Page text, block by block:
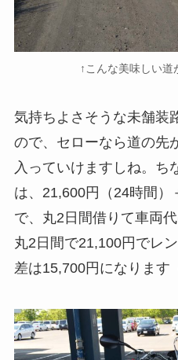
↑こんな美味しい道
気持ちよさそうな未舗装
ので、セローなら道の先
入っていけますしね。ち
は、21,600円（24時間）
で、丸2日間借りて車両
丸2日間で21,100円でレ
差は15,700円になります